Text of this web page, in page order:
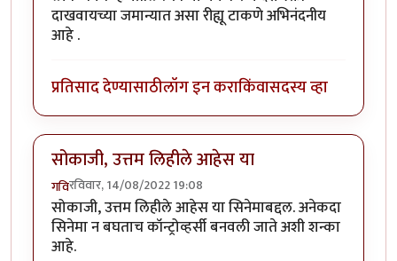
दाखवायच्या जमान्यात असा रीह्यू टाकणे अभिनंदनीय
आहे .
प्रतिसाद देण्यासाठीलॉग इन कराकिंवासदस्य व्हा
सोकाजी, उत्तम लिहीले आहेस या
गविरविवार, 14/08/2022 19:08
सोकाजी, उत्तम लिहीले आहेस या सिनेमाबद्दल. अनेकदा
सिनेमा न बघताच कॉन्ट्रोव्हर्सी बनवली जाते अशी शन्का
आहे.